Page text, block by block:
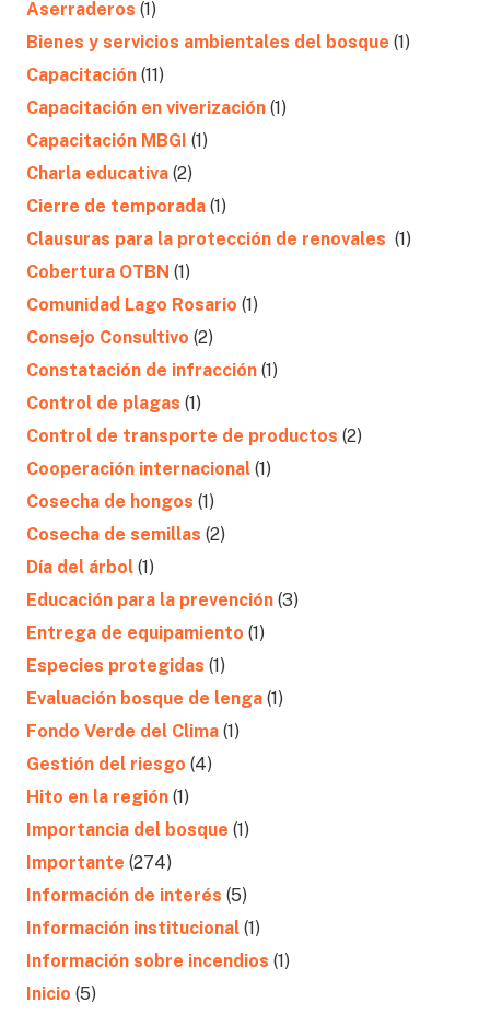
Aserraderos (1)
Bienes y servicios ambientales del bosque (1)
Capacitación (11)
Capacitación en viverización (1)
Capacitación MBGI (1)
Charla educativa (2)
Cierre de temporada (1)
Clausuras para la protección de renovales (1)
Cobertura OTBN (1)
Comunidad Lago Rosario (1)
Consejo Consultivo (2)
Constatación de infracción (1)
Control de plagas (1)
Control de transporte de productos (2)
Cooperación internacional (1)
Cosecha de hongos (1)
Cosecha de semillas (2)
Día del árbol (1)
Educación para la prevención (3)
Entrega de equipamiento (1)
Especies protegidas (1)
Evaluación bosque de lenga (1)
Fondo Verde del Clima (1)
Gestión del riesgo (4)
Hito en la región (1)
Importancia del bosque (1)
Importante (274)
Información de interés (5)
Información institucional (1)
Información sobre incendios (1)
Inicio (5)